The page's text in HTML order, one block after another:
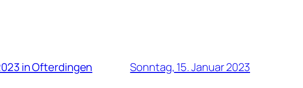
in Ofterdingen Sonntag, 15. Januar 2023